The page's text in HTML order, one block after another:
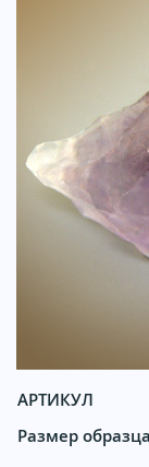
АРТИКУЛ
Размер образца